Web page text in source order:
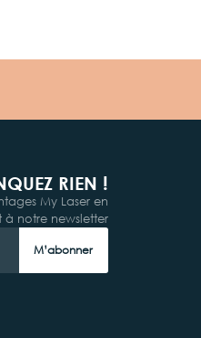
RIEN !
My Laser en
à notre newsletter
M’abonner